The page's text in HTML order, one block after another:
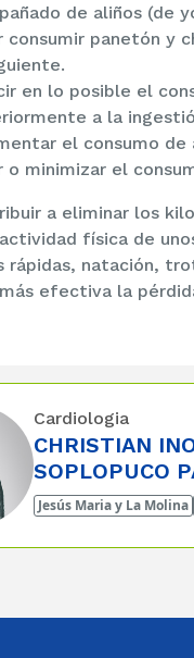
de aliños (de
consumir panetón y
en lo posible el
a la
el consumo de
o minimizar el
a eliminar los
física de
rápidas, natación,
efectiva la
Cardiologia
CHRISTIAN
SOPLOPUCO
Jesús Maria y La Molina